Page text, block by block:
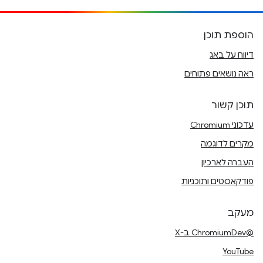
הוספת תוכן
דיווח על באג
ראה נושאים פתוחים
תוכן קשור
עדכוני Chromium
מקרים לדוגמה
העברה לארכיון
פודקאסטים ותוכניות
מעקב
@ChromiumDev ב-X
YouTube